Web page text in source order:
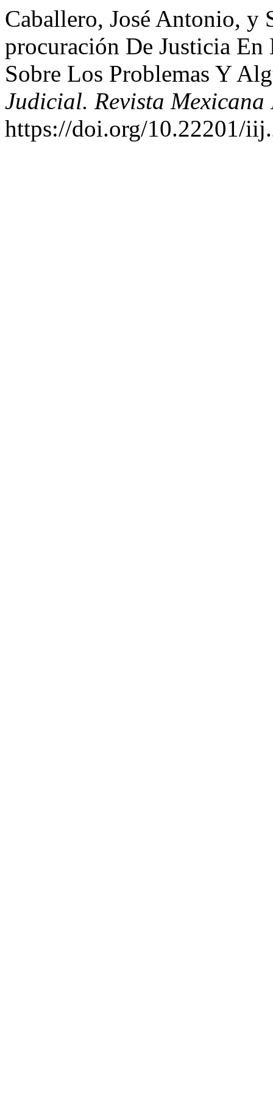
Caballero, José Antonio, y
procuración De Justicia
Sobre Los Problemas Y
Judicial. Revista Mexicana
https://doi.org/10.22201/